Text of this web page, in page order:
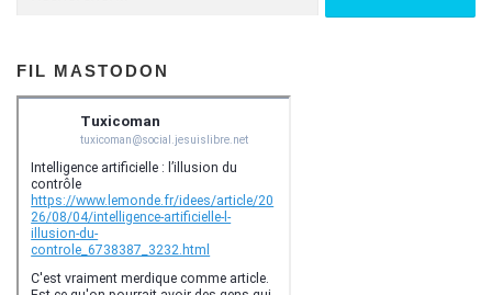
FIL MASTODON